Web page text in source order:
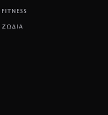
FITNESS
ΖΩΔΙΑ